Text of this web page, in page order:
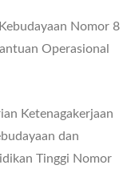
Nomor 8
Operasional
Ketenagakerjaan
dan
Tinggi Nomor